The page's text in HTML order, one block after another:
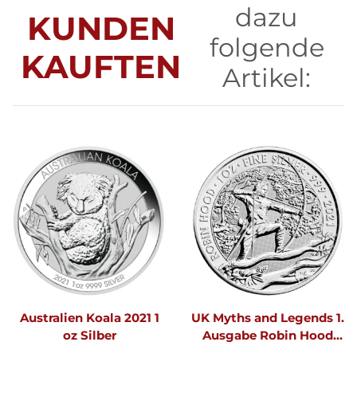
KUNDEN
KAUFTEN
dazu
folgende
Artikel:
Australien Koala 2021 1
oz Silber
UK Myths and Legends 1.
Ausgabe Robin Hood